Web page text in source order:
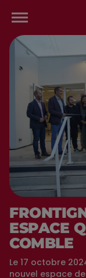
ESPACE
COMBLE
Le 17 octobre
nouvel espace